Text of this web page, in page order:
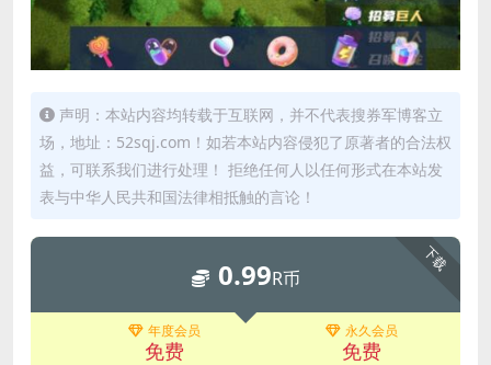
声明：本站内容均转载于互联网，并不代表搜券军博客立
场，地址：52sqj.com！如若本站内容侵犯了原著者的合法权
益，可联系我们进行处理！ 拒绝任何人以任何形式在本站发
表与中华人民共和国法律相抵触的言论！
下载
0.99R币
年度会员
免费
永久会员
免费